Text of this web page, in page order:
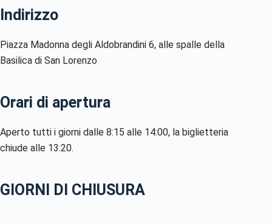
Indirizzo
Piazza Madonna degli Aldobrandini 6, alle spalle della
Basilica di San Lorenzo
Orari di apertura
Aperto tutti i giorni dalle 8:15 alle 14:00, la biglietteria
chiude alle 13:20.
GIORNI DI CHIUSURA